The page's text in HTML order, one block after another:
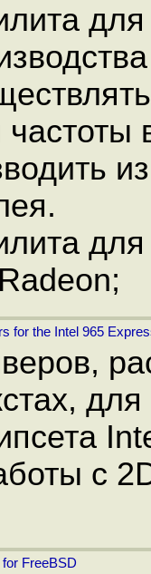
для
для
for the Intel 965
с
FreeBSD